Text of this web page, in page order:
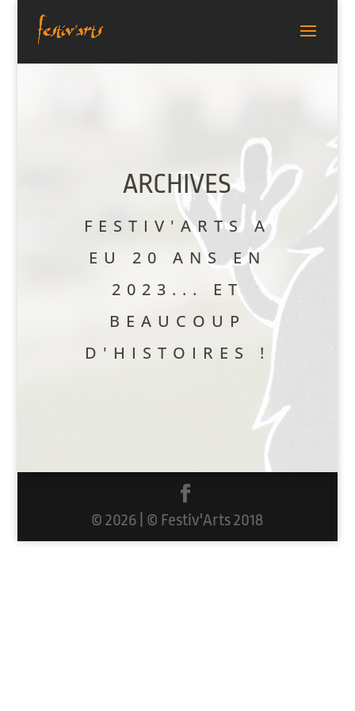
ARCHIVES
FESTIV'ARTS A
EU 20 ANS EN
2023... ET
BEAUCOUP
D'HISTOIRES !
© 2026 | © Festiv'Arts 2018